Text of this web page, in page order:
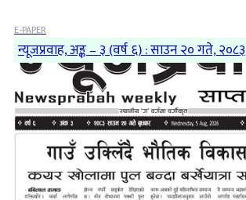
E-PAPER
न्यूजप्रवाह, अङ्क – ३ (वर्ष ६) : साउन २० गते, २०८३